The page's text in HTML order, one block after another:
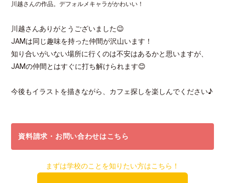
川越さんの作品。デフォルメキャラがかわいい！
川越さんありがとうございました😉
JAMは同じ趣味を持った仲間が沢山います！
知り合いがいない場所に行くのは不安はあるかと思いますが、
JAMの仲間とはすぐに打ち解けられます😊
今後もイラストを描きながら、カフェ探しを楽しんでください♪
資料請求・お問い合わせはこちら
まずは学校のことを知りたい方はこちら！